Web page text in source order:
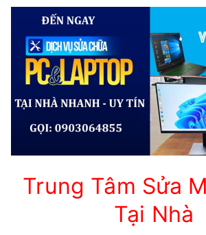
Trung Tâm Sửa
Tại Nhà